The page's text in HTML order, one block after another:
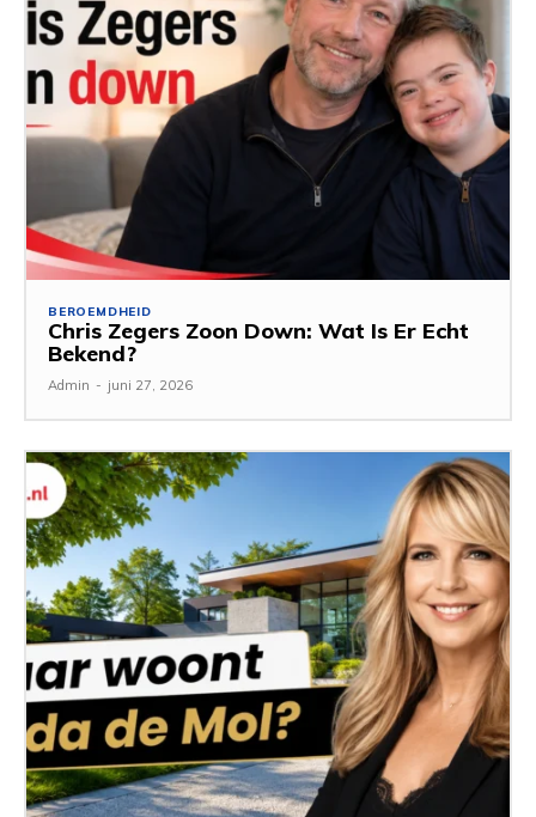
BEROEMDHEID
Chris Zegers Zoon Down: Wat Is Er Echt
Bekend?
Admin - juni 27, 2026